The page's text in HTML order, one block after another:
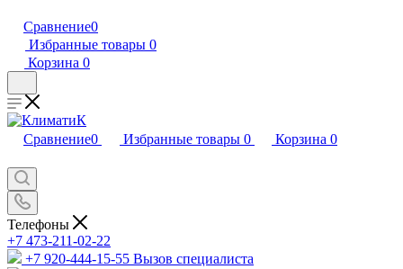
Сравнение0
Избранные товары 0
Корзина 0
Сравнение0 Избранные товары 0 Корзина 0
Телефоны
+7 473-211-02-22
+7 920-444-15-55 Вызов специалиста